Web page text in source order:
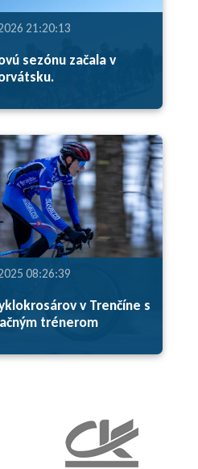
21:20:13
sezónu začala v
08:26:39
v Trenčíne s
trénerom